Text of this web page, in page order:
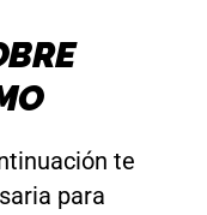
te
para